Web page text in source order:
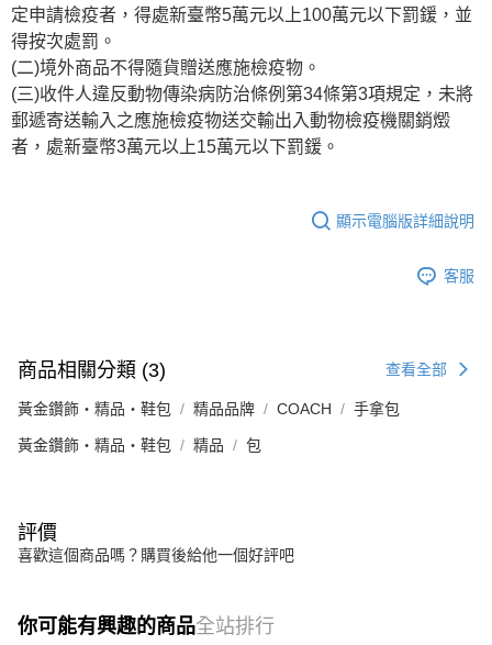
定申請檢疫者，得處新臺幣5萬元以上100萬元以下罰鍰，並
得按次處罰。
(二)境外商品不得隨貨贈送應施檢疫物。
(三)收件人違反動物傳染病防治條例第34條第3項規定，未將
郵遞寄送輸入之應施檢疫物送交輸出入動物檢疫機關銷燬
者，處新臺幣3萬元以上15萬元以下罰鍰。
顯示電腦版詳細說明
客服
商品相關分類 (3) 查看全部
黃金鑽飾・精品・鞋包 精品品牌 COACH 手拿包
黃金鑽飾・精品・鞋包 精品 包
評價
喜歡這個商品嗎？購買後給他一個好評吧
你可能有興趣的商品全站排行